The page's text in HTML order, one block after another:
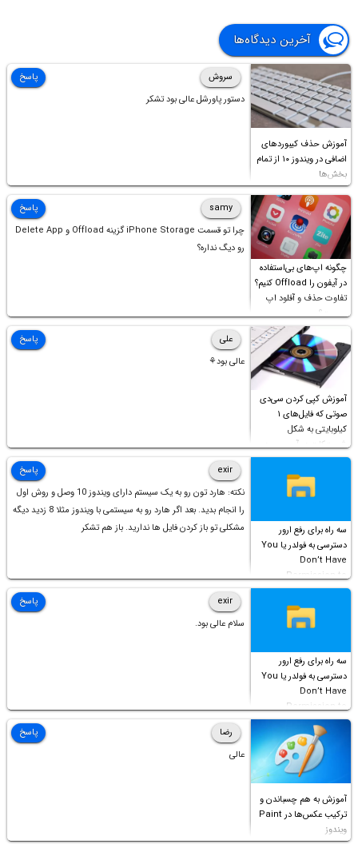
آخرین دیدگاه‌ها
آموزش حذف کیبوردهای
اضافی در ویندوز ۱۰ از تمام
بخش‌ها
سروش
دستور پاورشل عالی بود تشکر
پاسخ
چگونه اپ‌های بی‌استفاده
در آیفون را Offload کنیم؟
تفاوت حذف و آفلود اپ
چیست؟
samy
چرا تو قسمت iPhone Storage گزینه Offload و Delete App
رو دیگ نداره؟
پاسخ
آموزش کپی کردن سی‌دی
صوتی که فایل‌های ۱
کیلوبایتی به شکل
شورت‌کات در آن موجود
است!
علی
عالی بود⚘
پاسخ
سه راه برای رفع ارور
دسترسی به فولدر یا You
Don’t Have
Permission to
Access this folder
exir
نکته: هارد تون رو به یک سیستم دارای ویندوز 10 وصل و روش اول
را انجام بدید. بعد اگر هارد رو به سیستمی با ویندوز مثلا 8 زدید دیگه
مشکلی تو باز کردن فایل ها ندارید. باز هم تشکر
پاسخ
سه راه برای رفع ارور
دسترسی به فولدر یا You
Don’t Have
Permission to
Access this folder
exir
سلام عالی بود.
پاسخ
آموزش به هم چسباندن و
ترکیب عکس‌ها در Paint
ویندوز
رضا
عالی
پاسخ